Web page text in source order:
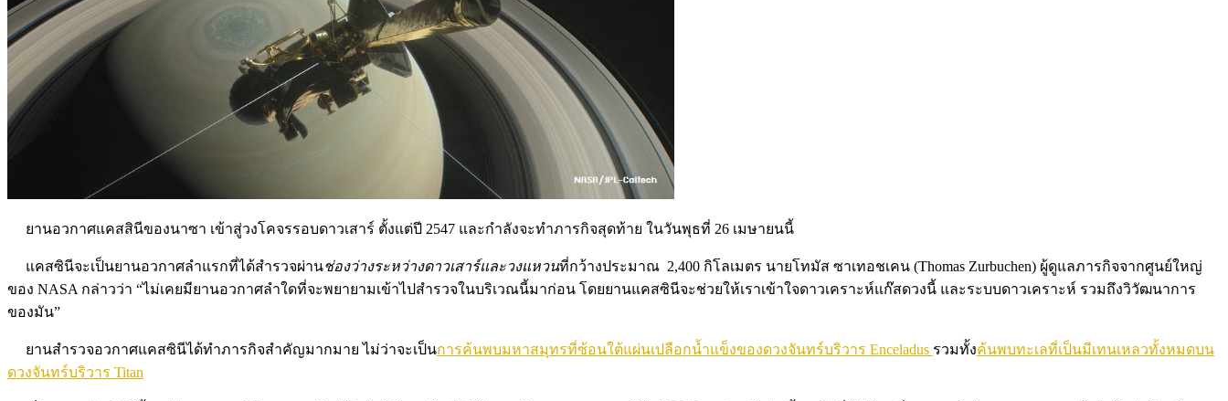
ยานอวกาศแคสสินีของนาซา เข้าสู่วงโคจรรอบดาวเสาร์ ตั้งแต่ปี 2547 และกำลังจะทำภารกิจสุดท้าย ในวันพุธที่ 26 เมษายนนี้
แคสซินีจะเป็นยานอวกาศลำแรกที่ได้สำรวจผ่านช่องว่างระหว่างดาวเสาร์และวงแหวนที่กว้างประมาณ 2,400 กิโลเมตร นายโทมัส ซาเทอชเคน (Thomas Zurbuchen) ผู้ดูแลภารกิจจากศูนย์ใหญ่
ของ NASA กล่าวว่า “ไม่เคยมียานอวกาศลำใดที่จะพยายามเข้าไปสำรวจในบริเวณนี้มาก่อน โดยยานแคสซินีจะช่วยให้เราเข้าใจดาวเคราะห์แก๊สดวงนี้ และระบบดาวเคราะห์ รวมถึงวิวัฒนาการ
ของมัน”
ยานสำรวจอวกาศแคสซินีได้ทำภารกิจสำคัญมากมาย ไม่ว่าจะเป็นการค้นพบมหาสมุทรที่ซ้อนใต้แผ่นเปลือกน้ำแข็งของดวงจันทร์บริวาร Enceladus รวมทั้งค้นพบทะเลที่เป็นมีเทนเหลวทั้งหมดบน
ดวงจันทร์บริวาร Titan